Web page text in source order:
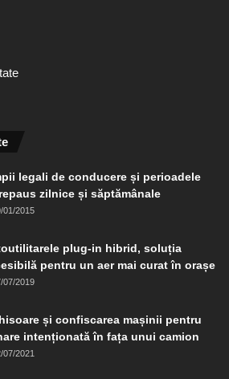
legali de conducere și perioadele
zilnice și săptămânale
01/2015
plug-in hibrid, soluția
pentru un aer mai curat în orașe
07/2019
și confiscarea mașinii pentru
intenționată în fața unui camion
07/2021